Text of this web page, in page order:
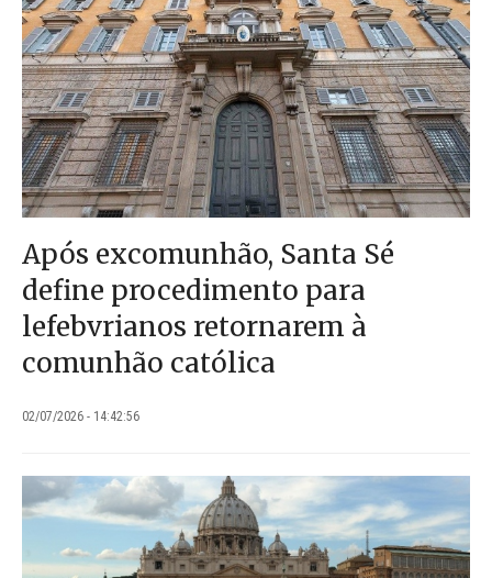
Após excomunhão, Santa Sé
define procedimento para
lefebvrianos retornarem à
comunhão católica
02/07/2026 - 14:42:56